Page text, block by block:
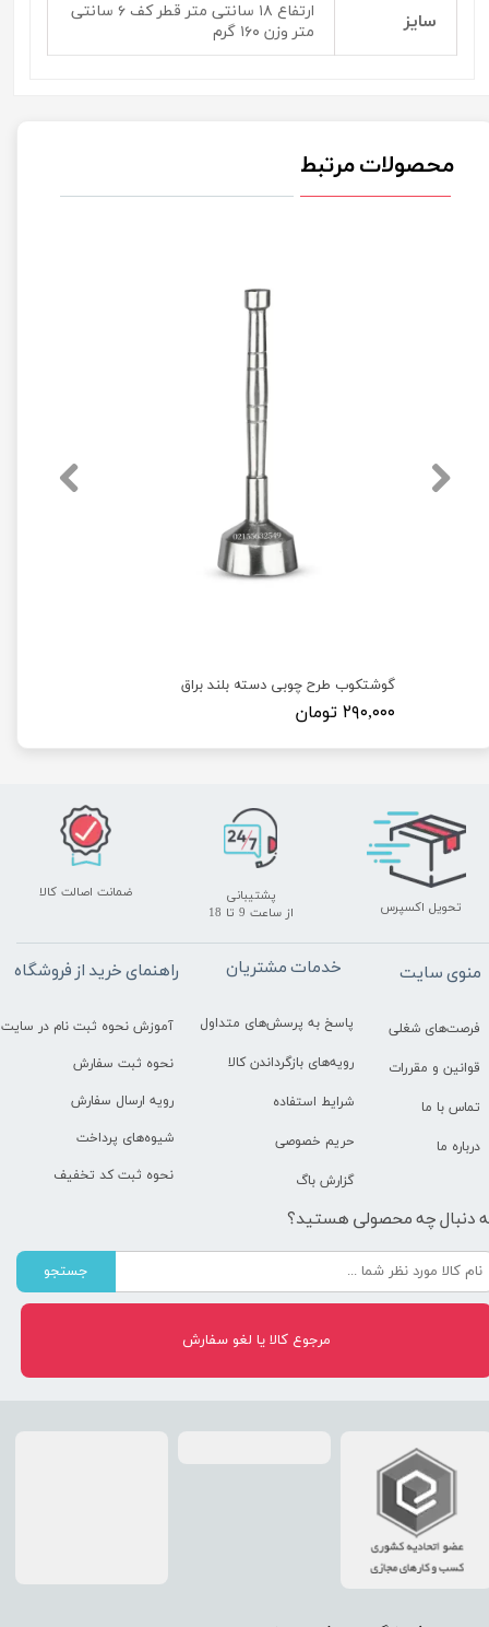
سایز
ارتفاع ۱۸ سانتی متر قطر کف ۶ سانتی
متر وزن ۱۶۰ گرم
محصولات مرتبط
گوشتکوب طرح چوبی دسته بلند براق
۲۹۰,۰۰۰ تومان
تحویل اکسپرس
پشتیبانی
​​​​​​​از ساعت 9 تا 18
ضمانت اصالت کالا
راهنمای خرید از فروشگاه
آموزش نحوه ثبت نام در سایت
نحوه ثبت سفارش
رویه ارسال سفارش
شیوه‌های پرداخت
نحوه ثبت کد تخفیف
خدمات مشتریان
پاسخ به پرسش‌های متداول
رویه‌های بازگرداندن کالا
شرایط استفاده
حریم خصوصی
گزارش باگ
منوی سایت
فرصت‌های شغلی
قوانین و مقررات
تماس با ما
درباره ما
دنبال چه محصولی هستید؟
جستجو
مرجوع کالا یا لغو سفارش